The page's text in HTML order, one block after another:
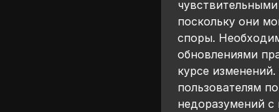
поскольку они
споры.
обновлениями
курсе
пользователям
недоразумений